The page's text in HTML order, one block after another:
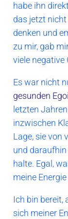
habe ihn
das jetzt
denken und
zu mir, gab
viele negative
Es war nicht
gesunden
letzten
inzwischen
Lage, sie von
und
halte. Egal,
meine
Ich bin bereit,
sich meiner